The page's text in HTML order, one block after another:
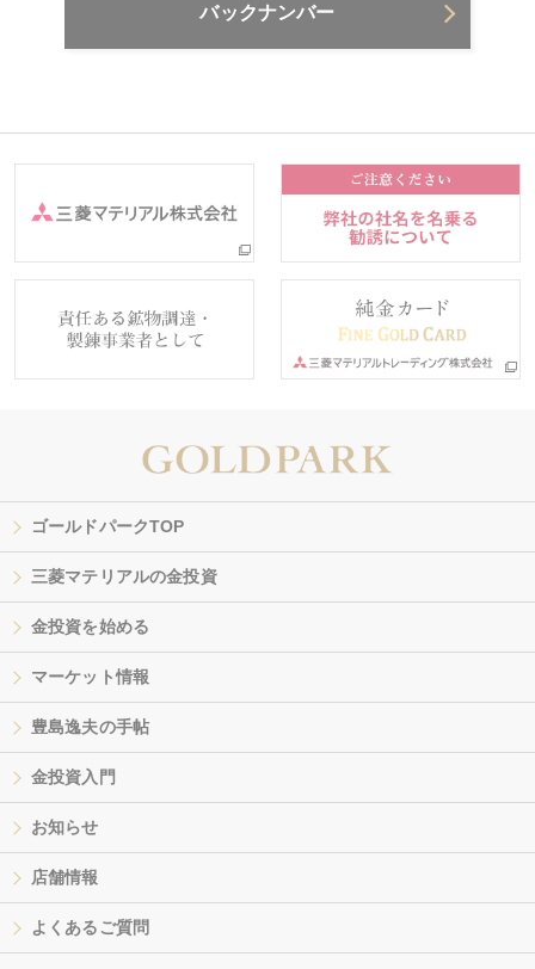
バックナンバー
ゴールドパークTOP
三菱マテリアルの金投資
金投資を始める
マーケット情報
豊島逸夫の手帖
金投資入門
お知らせ
店舗情報
よくあるご質問